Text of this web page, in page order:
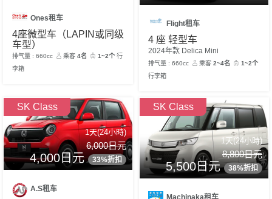
Ones租车
4座微型车（LAPIN或同级
车型）
排气量 : 660cc 乘客4名 1~2个行
李箱
Flight租车
4 座 轻型车
2024年款 Delica Mini
排气量 : 660cc 乘客2~4名
1~2个
行李箱
SK Class
1天(24小時)
6,000日元
4,000日元 33%折扣
A.S租车
SK Class
1天(24小時)
8,800日元
5,500日元 38%折扣
Machinaka租车